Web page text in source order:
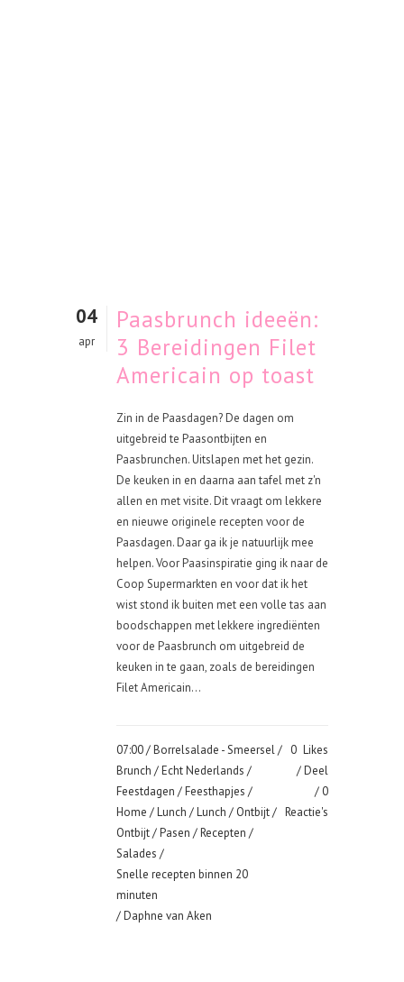
04
apr
Paasbrunch ideeën:
3 Bereidingen Filet
Americain op toast
Zin in de Paasdagen? De dagen om
uitgebreid te Paasontbijten en
Paasbrunchen. Uitslapen met het gezin.
De keuken in en daarna aan tafel met z'n
allen en met visite. Dit vraagt om lekkere
en nieuwe originele recepten voor de
Paasdagen. Daar ga ik je natuurlijk mee
helpen. Voor Paasinspiratie ging ik naar de
Coop Supermarkten en voor dat ik het
wist stond ik buiten met een volle tas aan
boodschappen met lekkere ingrediënten
voor de Paasbrunch om uitgebreid de
keuken in te gaan, zoals de bereidingen
Filet Americain...
07:00 /Borrelsalade - Smeersel/
Brunch /Echt Nederlands /
Feestdagen /Feesthapjes /
Home /Lunch /Lunch / Ontbijt/
Ontbijt/Pasen /Recepten /
Salades /
Snelle recepten binnen 20
minuten
/ Daphne van Aken
0 Likes
Deel
0
Reactie's